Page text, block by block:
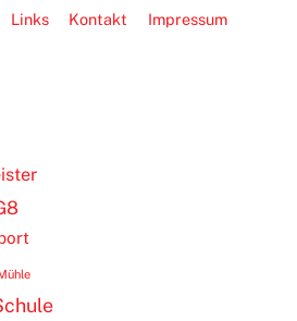
Links Kontakt Impressum